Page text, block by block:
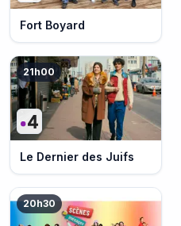
Fort Boyard
21h00
Le Dernier des Juifs
20h30